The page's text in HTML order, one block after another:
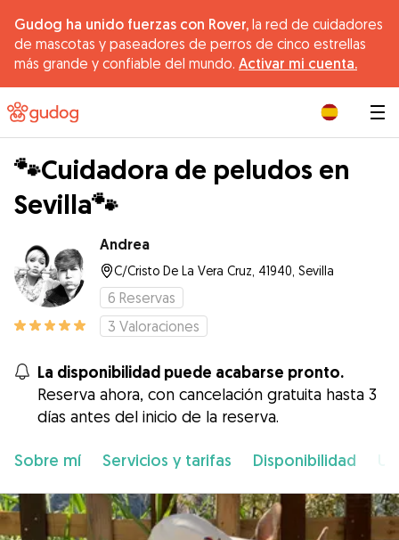
Gudog ha unido fuerzas con Rover, la red de cuidadores
de mascotas y paseadores de perros de cinco estrellas
más grande y confiable del mundo. Activar mi cuenta.
🐾Cuidadora de peludos en
Sevilla🐾
Andrea
C/Cristo De La Vera Cruz, 41940, Sevilla
6 Reservas
3 Valoraciones
La disponibilidad puede acabarse pronto.
Reserva ahora, con cancelación gratuita hasta 3
días antes del inicio de la reserva.
Sobre mí Servicios y tarifas Disponibilidad